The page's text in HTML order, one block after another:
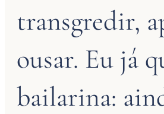
transgredir,
ousar. Eu já
bailarina: